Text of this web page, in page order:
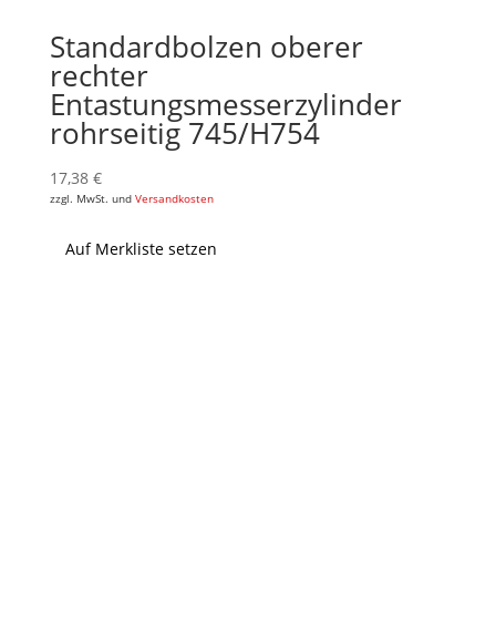
Standardbolzen oberer
rechter
Entastungsmesserzylinder
rohrseitig 745/H754
17,38 €
zzgl. MwSt. und Versandkosten
Auf Merkliste setzen